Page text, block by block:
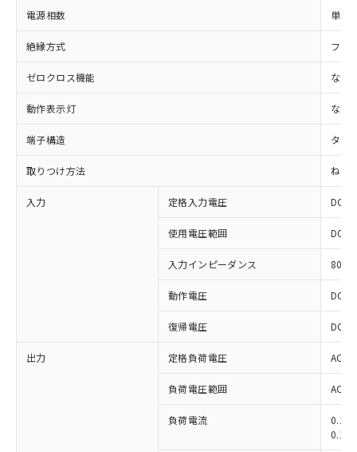
電源相数 単相
絶縁方式 フォ
ゼロクロス機能 なし
動作表示灯 なし
端子構造 タブ
取りつけ方法 ねじ
入力 定格入力電圧
使用電圧範囲
入力インピーダンス
動作電圧
復帰電圧
出力 定格負荷電圧
負荷電圧範囲
負荷電流
0.1
0.1
対応済み：EU RoHS指令（10物質）の